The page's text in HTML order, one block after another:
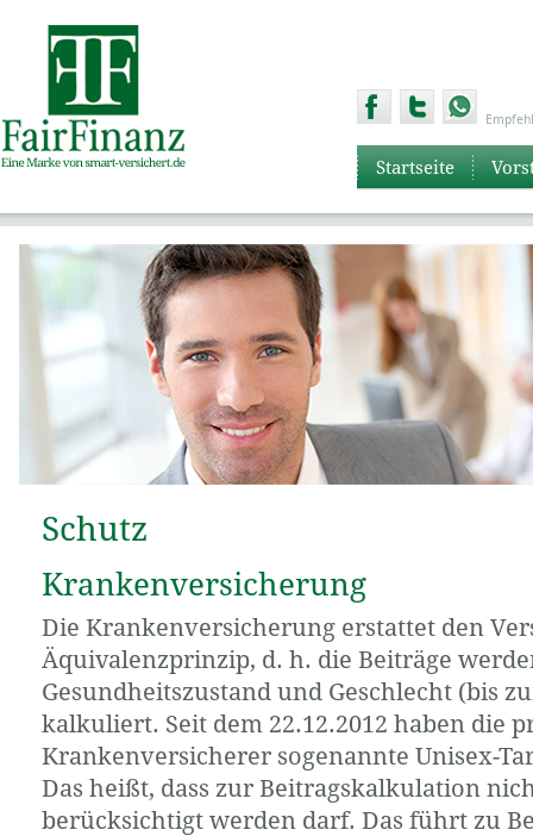
Startseite
Schutz
Krankenversicherung
Die Krankenversicherung erstattet den
Äquivalenzprinzip, d. h. die Beiträge
Gesundheitszustand und Geschlecht (bis
kalkuliert. Seit dem 22.12.2012 haben die
Krankenversicherer sogenannte Unisex-
Das heißt, dass zur Beitragskalkulation
berücksichtigt werden darf. Das führt zu